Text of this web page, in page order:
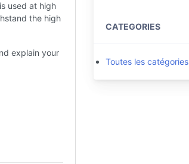
used at high
the high
explain your
CATEGORIES
Toutes les catégories